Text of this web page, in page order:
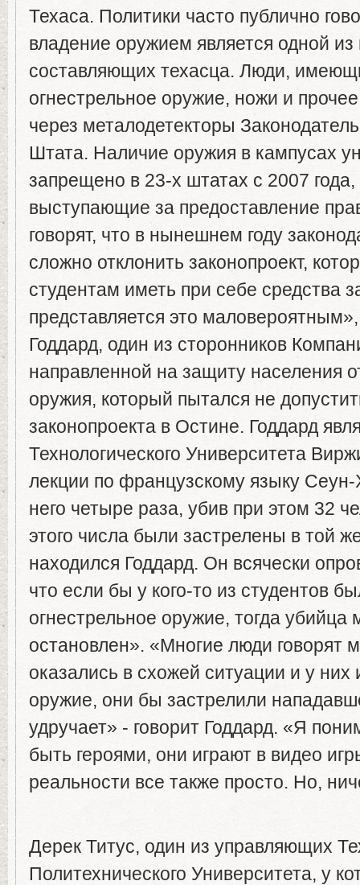
Техаса. Политики часто публично
владение оружием является одной
составляющих техасца. Люди,
огнестрельное оружие, ножи и
через металодетекторы
Штата. Наличие оружия в кампусах
запрещено в 23-х штатах с 2007
выступающие за предоставление
говорят, что в нынешнем году
сложно отклонить законопроект,
студентам иметь при себе средства
представляется это
Годдард, один из сторонников
направленной на защиту населения
оружия, который пытался не
законопроекта в Остине. Годдард
Технологического Университета
лекции по французскому языку
него четыре раза, убив при этом 32
этого числа были застрелены в той
находился Годдард. Он всячески
что если бы у кого-то из студентов
огнестрельное оружие, тогда убийца
остановлен». «Многие люди говорят
оказались в схожей ситуации и у
оружие, они бы застрелили
удручает» - говорит Годдард. «Я
быть героями, они играют в видео
реальности все также просто. Но,
Дерек Титус, один из управляющих
Политехнического Университета, у